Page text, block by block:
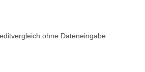
ohne Dateneingabe